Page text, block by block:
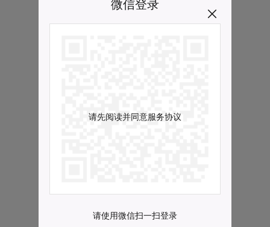
微信登录
请先阅读并同意服务协议
请使用微信扫一扫登录